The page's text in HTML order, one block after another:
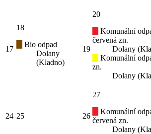
17
18
Bio odpad
Dolany
(Kladno)
19
20
Komunální
červená zn.
Dolany
Komunální
zn.
Dolany
24 25 26
27
Komunální
červená zn.
Dolany